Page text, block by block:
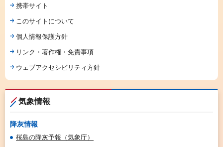
携帯サイト
このサイトについて
個人情報保護方針
リンク・著作権・免責事項
ウェブアクセシビリティ方針
気象情報
降灰情報
桜島の降灰予報（気象庁）